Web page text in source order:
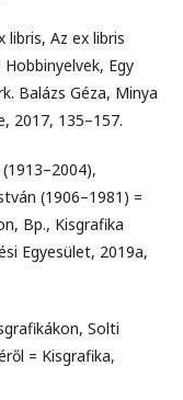
libris, Az ex libris
Egy
Balázs Géza, Minya
2017, 135–157.
(1906–1981) =
Bp., Kisgrafika
Egyesület, 2019a,
Solti
= Kisgrafika,